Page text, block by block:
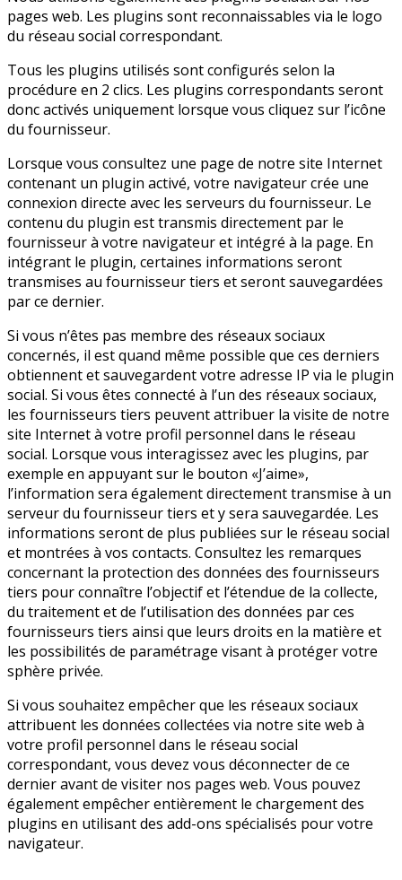
pages web. Les plugins sont reconnaissables via le logo
du réseau social correspondant.
Tous les plugins utilisés sont configurés selon la
procédure en 2 clics. Les plugins correspondants seront
donc activés uniquement lorsque vous cliquez sur l’icône
du fournisseur.
Lorsque vous consultez une page de notre site Internet
contenant un plugin activé, votre navigateur crée une
connexion directe avec les serveurs du fournisseur. Le
contenu du plugin est transmis directement par le
fournisseur à votre navigateur et intégré à la page. En
intégrant le plugin, certaines informations seront
transmises au fournisseur tiers et seront sauvegardées
par ce dernier.
Si vous n’êtes pas membre des réseaux sociaux
concernés, il est quand même possible que ces derniers
obtiennent et sauvegardent votre adresse IP via le plugin
social. Si vous êtes connecté à l’un des réseaux sociaux,
les fournisseurs tiers peuvent attribuer la visite de notre
site Internet à votre profil personnel dans le réseau
social. Lorsque vous interagissez avec les plugins, par
exemple en appuyant sur le bouton «J’aime»,
l’information sera également directement transmise à un
serveur du fournisseur tiers et y sera sauvegardée. Les
informations seront de plus publiées sur le réseau social
et montrées à vos contacts. Consultez les remarques
concernant la protection des données des fournisseurs
tiers pour connaître l’objectif et l’étendue de la collecte,
du traitement et de l’utilisation des données par ces
fournisseurs tiers ainsi que leurs droits en la matière et
les possibilités de paramétrage visant à protéger votre
sphère privée.
Si vous souhaitez empêcher que les réseaux sociaux
attribuent les données collectées via notre site web à
votre profil personnel dans le réseau social
correspondant, vous devez vous déconnecter de ce
dernier avant de visiter nos pages web. Vous pouvez
également empêcher entièrement le chargement des
plugins en utilisant des add-ons spécialisés pour votre
navigateur.